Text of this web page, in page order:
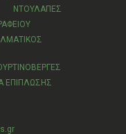
ΝΤΟΥΛΑΠΕΣ
ΕΠΙΠΛΩΣΗΣ